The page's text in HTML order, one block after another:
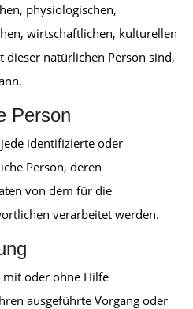
physiologischen,
wirtschaftlichen, kulturellen
dieser natürlichen Person sind,
Person
identifizierte oder
Person, deren
von dem für die
verarbeitet werden.
oder ohne Hilfe
ausgeführte Vorgang oder